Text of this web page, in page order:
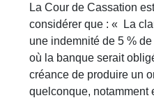
La Cour de Cassation
considérer que : « La
une indemnité de 5 %
où la banque serait
créance de produire un
quelconque, notamment